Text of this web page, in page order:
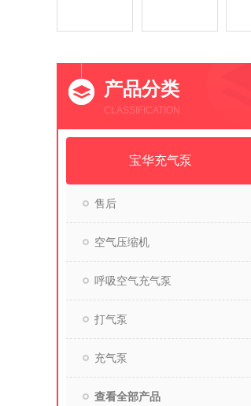
产品分类
CLASSIFICATION
宝华充气泵
售后
空气压缩机
呼吸空气充气泵
打气泵
充气泵
查看全部产品